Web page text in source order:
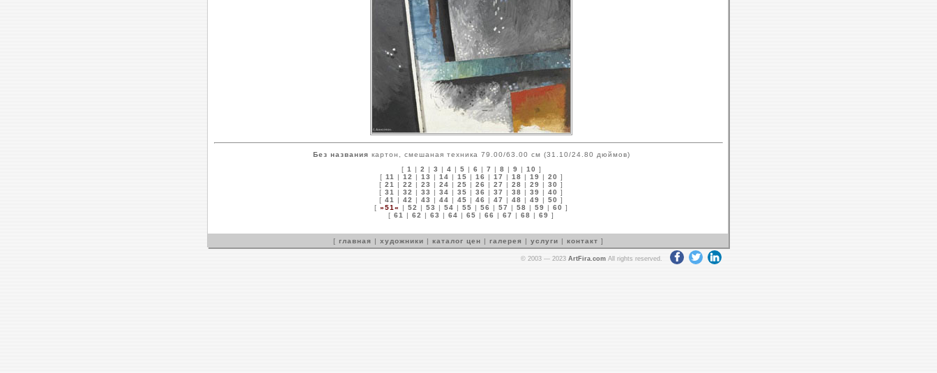
Без названия картон, смешаная техника 79.00/63.00 см (31.10/24.80 дюймов)
[ 1 | 2 | 3 | 4 | 5 | 6 | 7 | 8 | 9 | 10 ]
[ 11 | 12 | 13 | 14 | 15 | 16 | 17 | 18 | 19 | 20 ]
[ 21 | 22 | 23 | 24 | 25 | 26 | 27 | 28 | 29 | 30 ]
[ 31 | 32 | 33 | 34 | 35 | 36 | 37 | 38 | 39 | 40 ]
[ 41 | 42 | 43 | 44 | 45 | 46 | 47 | 48 | 49 | 50 ]
[ »51« | 52 | 53 | 54 | 55 | 56 | 57 | 58 | 59 | 60 ]
[ 61 | 62 | 63 | 64 | 65 | 66 | 67 | 68 | 69 ]
[ главная | художники | каталог цен | галерея | услуги | контакт ]
© 2003 — 2023 ArtFira.com All rights reserved.